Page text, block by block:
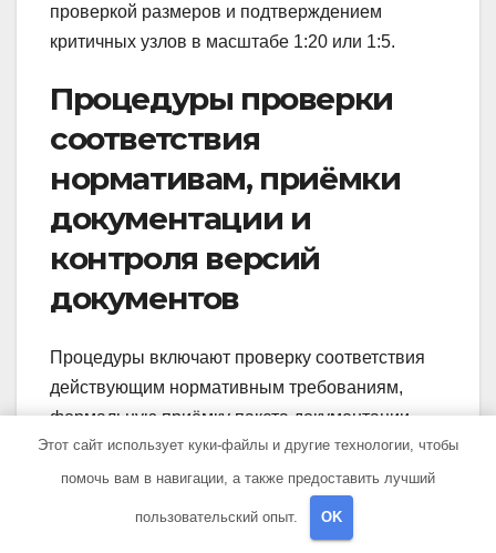
проверкой размеров и подтверждением
критичных узлов в масштабе 1:20 или 1:5.
Процедуры проверки
соответствия
нормативам, приёмки
документации и
контроля версий
документов
Процедуры включают проверку соответствия
действующим нормативным требованиям,
формальную приёмку пакета документации
заказчиком и ведение реестра версий.
Контроль версий обеспечивает отметки даты,
автора и описание внесённых изменений для
отслеживания истории решений.
Этот сайт использует куки-файлы и другие технологии, чтобы
помочь вам в навигации, а также предоставить лучший
пользовательский опыт. OK